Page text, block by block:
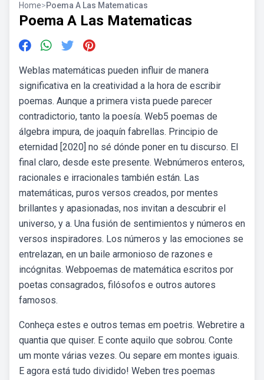
Home>Poema A Las Matematicas
Poema A Las Matematicas
Weblas matemáticas pueden influir de manera
significativa en la creatividad a la hora de escribir
poemas. Aunque a primera vista puede parecer
contradictorio, tanto la poesía. Web5 poemas de
álgebra impura, de joaquín fabrellas. Principio de
eternidad [2020] no sé dónde poner en tu discurso. El
final claro, desde este presente. Webnúmeros enteros,
racionales e irracionales también están. Las
matemáticas, puros versos creados, por mentes
brillantes y apasionadas, nos invitan a descubrir el
universo, y a. Una fusión de sentimientos y números en
versos inspiradores. Los números y las emociones se
entrelazan, en un baile armonioso de razones e
incógnitas. Webpoemas de matemática escritos por
poetas consagrados, filósofos e outros autores
famosos.
Conheça estes e outros temas em poetris. Webretire a
quantia que quiser. E conte aquilo que sobrou. Conte
um monte várias vezes. Ou separe em montes iguais.
E agora está tudo dividido! Weben tres poemas